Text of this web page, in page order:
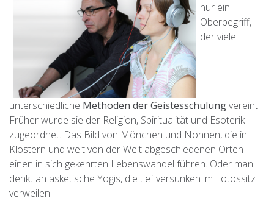
nur ein
Oberbegriff,
der viele
unterschiedliche Methoden der Geistesschulungvereint.
Früher wurde sie der Religion, Spiritualität und Esoterik
zugeordnet. Das Bild von Mönchen und Nonnen, die in
Klöstern und weit von der Welt abgeschiedenen Orten
einen in sich gekehrten Lebenswandel führen. Oder man
denkt an asketische Yogis, die tief versunken im Lotossitz
verweilen.